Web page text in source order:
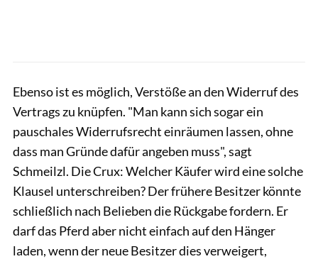
Ebenso ist es möglich, Verstöße an den Wider­ruf des
Vertrags zu knüpfen. "Man kann sich sogar ein
pauschales Widerrufsrecht einräumen lassen, ohne
dass man Gründe dafür angeben muss", sagt
Schmeilzl. Die Crux: Welcher Käufer wird eine solche
Klausel unterschreiben? Der frühere Besitzer könnte
schließlich nach Belieben die Rückgabe fordern. Er
darf das Pferd aber nicht einfach auf den Hänger
laden, wenn der neue Besitzer dies verweigert,